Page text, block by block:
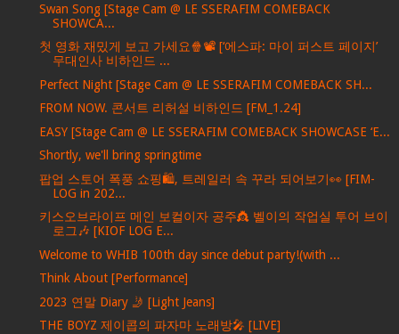
Swan Song [Stage Cam @ LE SSERAFIM COMEBACK
SHOWCA...
첫 영화 재밌게 보고 가세요🍿📽️ [‘에스파: 마이 퍼스트 페이지’
무대인사 비하인드 ...
Perfect Night [Stage Cam @ LE SSERAFIM COMEBACK SH...
FROM NOW. 콘서트 리허설 비하인드 [FM_1.24]
EASY [Stage Cam @ LE SSERAFIM COMEBACK SHOWCASE ‘E...
Shortly, we'll bring springtime
팝업 스토어 폭풍 쇼핑🛍️, 트레일러 속 꾸라 되어보기👀 [FIM-
LOG in 202...
키스오브라이프 메인 보컬이자 공주👸 벨이의 작업실 투어 브이
로그🎶 [KIOF LOG E...
Welcome to WHIB 100th day since debut party!(with ...
Think About [Performance]
2023 연말 Diary 🤳 [Light Jeans]
THE BOYZ 제이콥의 파자마 노래방🎤 [LIVE]